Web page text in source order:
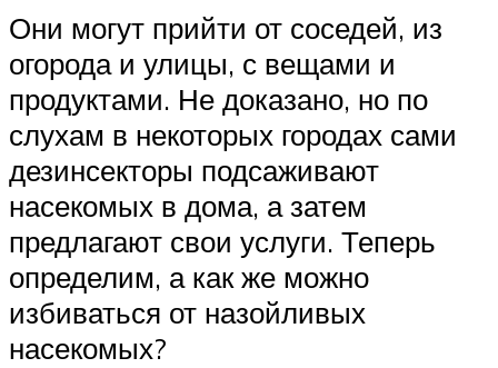
Они могут прийти от соседей, из
огорода и улицы, с вещами и
продуктами. Не доказано, но по
слухам в некоторых городах сами
дезинсекторы подсаживают
насекомых в дома, а затем
предлагают свои услуги. Теперь
определим, а как же можно
избиваться от назойливых
насекомых?